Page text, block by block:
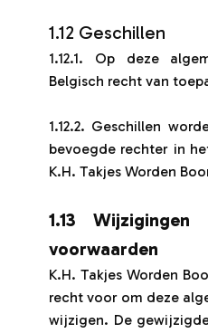
1.12 Geschillen
1.12.1. Op deze
Belgisch recht van
1.12.2. Geschillen
bevoegde rechter in
K.H. Takjes Worden
1.13
voorwaarden
K.H. Takjes Worden
recht voor om deze
wijzigen. De